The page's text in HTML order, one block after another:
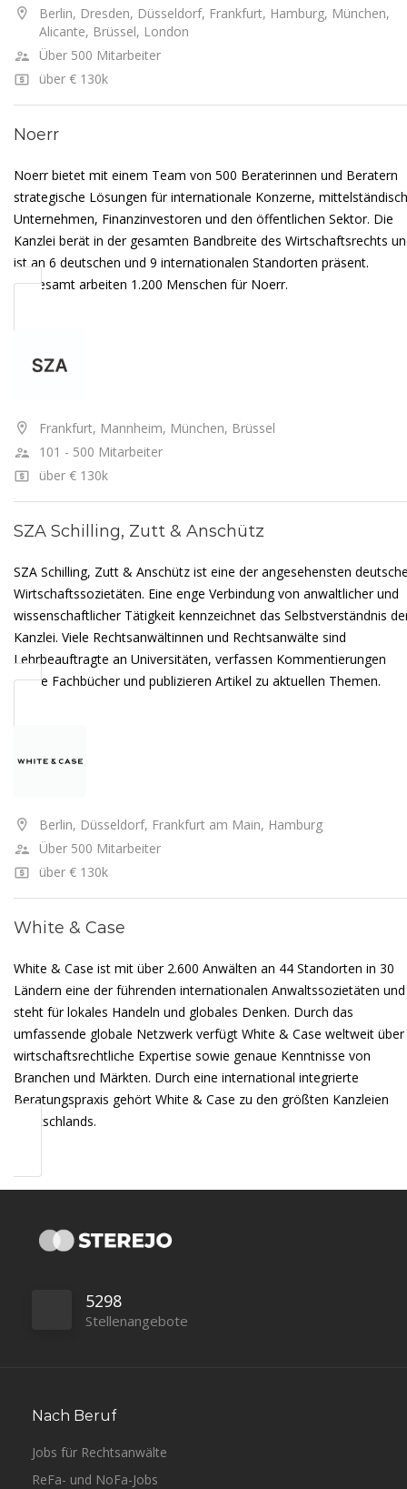
Berlin, Dresden, Düsseldorf, Frankfurt, Hamburg, München,
Alicante, Brüssel, London
Über 500 Mitarbeiter
über € 130k
Noerr
Noerr bietet mit einem Team von 500 Beraterinnen und Beratern
strategische Lösungen für internationale Konzerne,
Unternehmen, Finanzinvestoren und den öffentlichen Sektor. Die
Kanzlei berät in der gesamten Bandbreite des Wirtschaftsrechts
ist an 6 deutschen und 9 internationalen Standorten präsent.
Insgesamt arbeiten 1.200 Menschen für Noerr.
Frankfurt, Mannheim, München, Brüssel
101 - 500 Mitarbeiter
über € 130k
SZA Schilling, Zutt & Anschütz
SZA Schilling, Zutt & Anschütz ist eine der angesehensten
Wirtschaftssozietäten. Eine enge Verbindung von anwaltlicher und
wissenschaftlicher Tätigkeit kennzeichnet das Selbstverständnis
Kanzlei. Viele Rechtsanwältinnen und Rechtsanwälte sind
Lehrbeauftragte an Universitäten, verfassen Kommentierungen
sowie Fachbücher und publizieren Artikel zu aktuellen Themen.
Berlin, Düsseldorf, Frankfurt am Main, Hamburg
Über 500 Mitarbeiter
über € 130k
White & Case
White & Case ist mit über 2.600 Anwälten an 44 Standorten in 30
Ländern eine der führenden internationalen Anwaltssozietäten und
steht für lokales Handeln und globales Denken. Durch das
umfassende globale Netzwerk verfügt White & Case weltweit über
wirtschaftsrechtliche Expertise sowie genaue Kenntnisse von
Branchen und Märkten. Durch eine international integrierte
Beratungspraxis gehört White & Case zu den größten Kanzleien
Deutschlands.
5298
Stellenangebote
Nach Beruf
Jobs für Rechtsanwälte
ReFa- und NoFa-Jobs